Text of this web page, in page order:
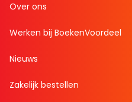
Over ons
Werken bij BoekenVoordeel
Nieuws
Zakelijk bestellen